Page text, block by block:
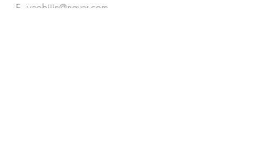
E. yeobijin@naver.com